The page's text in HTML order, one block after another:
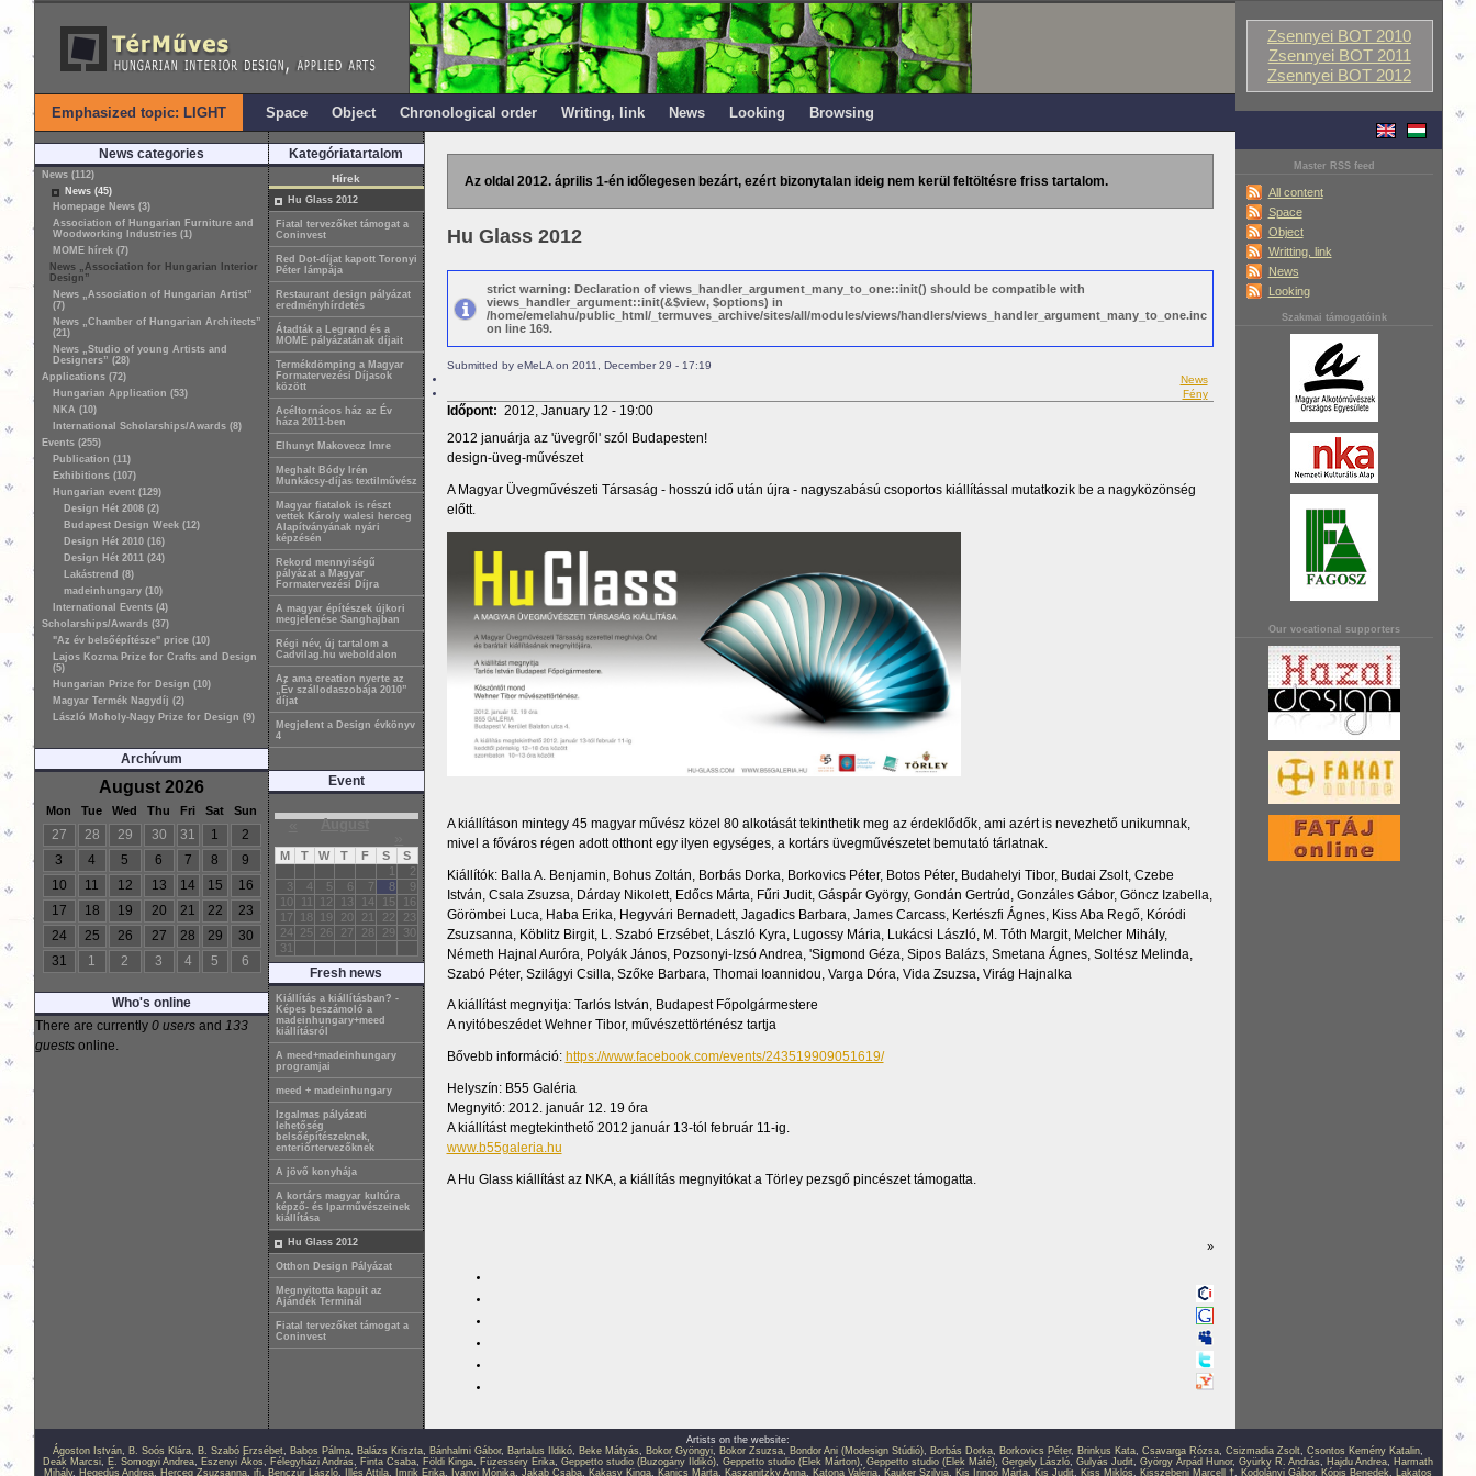
Zsennyei BOT 2010
Zsennyei BOT 2011
Zsennyei BOT 2012
Master RSS feed
All content
Space
Object
Writting, link
News
Looking
Szakmai támogatóink
Our vocational supporters
Emphasized topic: LIGHT Space Object Chronological order Writing, link News Looking Browsing
News categories
News (112)
News (45)
Homepage News (3)
Association of Hungarian Furniture and
Woodworking Industries (1)
MOME hírek (7)
News „Association for Hungarian Interior
Design”
News „Association of Hungarian Artist”
(7)
News „Chamber of Hungarian Architects”
(21)
News „Studio of young Artists and
Designers” (28)
Applications (72)
Hungarian Application (53)
NKA (10)
International Scholarships/Awards (8)
Events (255)
Publication (11)
Exhibitions (107)
Hungarian event (129)
Design Hét 2008 (2)
Budapest Design Week (12)
Design Hét 2010 (16)
Design Hét 2011 (24)
Lakástrend (8)
madeinhungary (10)
International Events (4)
Scholarships/Awards (37)
"Az év belsőépítésze" price (10)
Lajos Kozma Prize for Crafts and Design
(5)
Hungarian Prize for Design (10)
Magyar Termék Nagydíj (2)
László Moholy-Nagy Prize for Design (9)
Archívum
August 2026
Mon Tue Wed Thu Fri Sat Sun
27 28 29 30 31 1
2
3
4 5 6 7 8
9
10
11 12 13 14 15
16
17
18 19 20 21 22
23
24
25 26 27 28 29
30
31
1 2 3 4 5 6
Who's online
There are currently 0 usersand 133
guestsonline.
Kategóriatartalom
Hírek
Hu Glass 2012
Fiatal tervezőket támogat a
Coninvest
Red Dot-díjat kapott Toronyi
Péter lámpája
Restaurant design pályázat
eredményhírdetés
Átadták a Legrand és a
MOME pályázatának díjait
Termékdömping a Magyar
Formatervezési Díjasok
között
Acéltornácos ház az Év
háza 2011-ben
Elhunyt Makovecz Imre
Meghalt Bódy Irén
Munkácsy-díjas textilművész
Magyar fiatalok is részt
vettek Károly walesi herceg
Alapítványának nyári
képzésén
Rekord mennyiségű
pályázat a Magyar
Formatervezési Díjra
A magyar építészek újkori
megjelenése Sanghajban
Régi név, új tartalom a
Cadvilag.hu weboldalon
Az ama creation nyerte az
„Év szállodaszobája 2010”
díjat
Megjelent a Design évkönyv
4
Event
« August
M T W T F S
S
1
2
3
4 5 6 7 8
9
10
11 12 13 14 15
16
17
18 19 20 21 22
23
24
25 26 27 28 29
30
31
Fresh news
Kiállítás a kiállításban? -
Képes beszámoló a
madeinhungary+meed
kiállításról
A meed+madeinhungary
programjai
meed + madeinhungary
Izgalmas pályázati
lehetőség
belsőépítészeknek,
enteriőrtervezőknek
A jövő konyhája
A kortárs magyar kultúra
képző- és Iparművészeinek
kiállítása
Hu Glass 2012
Otthon Design Pályázat
Megnyitotta kapuit az
Ajándék Terminál
Fiatal tervezőket támogat a
Coninvest
Az oldal 2012. április 1-én időlegesen bezárt, ezért bizonytalan ideig nem kerül feltöltésre friss tartalom.
Hu Glass 2012
strict warning: Declaration of views_handler_argument_many_to_one::init() should be compatible with
views_handler_argument::init(&$view, $options) in
/home/emelahu/public_html/_termuves_archive/sites/all/modules/views/handlers/views_handler_argument_many_to_one.inc
on line 169.
Submitted by eMeLA on 2011, December 29 - 17:19
News
Fény
Időpont: 2012, January 12 - 19:00
2012 januárja az 'üvegről' szól Budapesten!
design-üveg-művészet
A Magyar Üvegművészeti Társaság - hosszú idő után újra - nagyszabású csoportos kiállítással mutatkozik be a nagyközönség
előtt.
A kiállításon mintegy 45 magyar művész közel 80 alkotását tekinthetik meg az érdeklődők, ami azért is nevezhető unikumnak,
mivel a főváros régen adott otthont egy ilyen egységes, a kortárs üvegművészetet bemutató tárlatnak.
Kiállítók: Balla A. Benjamin, Bohus Zoltán, Borbás Dorka, Borkovics Péter, Botos Péter, Budahelyi Tibor, Budai Zsolt, Czebe
István, Csala Zsuzsa, Dárday Nikolett, Edőcs Márta, Fűri Judit, Gáspár György, Gondán Gertrúd, Gonzáles Gábor, Göncz Izabella,
Görömbei Luca, Haba Erika, Hegyvári Bernadett, Jagadics Barbara, James Carcass, Kertészfi Ágnes, Kiss Aba Regő, Kóródi
Zsuzsanna, Köblitz Birgit, L. Szabó Erzsébet, László Kyra, Lugossy Mária, Lukácsi László, M. Tóth Margit, Melcher Mihály,
Németh Hajnal Auróra, Polyák János, Pozsonyi-Izsó Andrea, 'Sigmond Géza, Sipos Balázs, Smetana Ágnes, Soltész Melinda,
Szabó Péter, Szilágyi Csilla, Szőke Barbara, Thomai Ioannidou, Varga Dóra, Vida Zsuzsa, Virág Hajnalka
A kiállítást megnyitja: Tarlós István, Budapest Főpolgármestere
A nyitóbeszédet Wehner Tibor, művészettörténész tartja
Bővebb információ: https://www.facebook.com/events/243519909051619/
Helyszín: B55 Galéria
Megnyitó: 2012. január 12. 19 óra
A kiállítást megtekinthető 2012 január 13-tól február 11-ig.
www.b55galeria.hu
A Hu Glass kiállítást az NKA, a kiállítás megnyitókat a Törley pezsgő pincészet támogatta.
»
Artists on the website:
Ágoston István, B. Soós Klára, B. Szabó Erzsébet, Babos Pálma, Balázs Kriszta, Bánhalmi Gábor, Bartalus Ildikó, Beke Mátyás, Bokor Gyöngyi, Bokor Zsuzsa, Bondor Ani (Modesign Stúdió), Borbás Dorka, Borkovics Péter, Brinkus Kata, Csavarga Rózsa, Csizmadia Zsolt, Csontos Kemény Katalin,
Deák Marcsi, E. Somogyi Andrea, Eszenyi Ákos, Félegyházi András, Finta Csaba, Földi Kinga, Füzesséry Erika, Geppetto studio (Buzogány Ildikó), Geppetto studio (Elek Márton), Geppetto studio (Elek Máté), Gergely László, Gulyás Judit, György Árpád Hunor, Gyürky R. András, Hajdu Andrea, Harmath
Mihály, Hegedűs Andrea, Herceg Zsuzsanna, ifj. Benczúr László, Illés Attila, Imrik Erika, Iványi Mónika, Jakab Csaba, Kakasy Kinga, Kanics Márta, Kaszanitzky Anna, Katona Valéria, Kauker Szilvia, Kis Iringó Márta, Kis Judit, Kiss Miklós, Kisszebeni Marcell †, Kodolányi Gábor, Kópis Benedek, Lakatos